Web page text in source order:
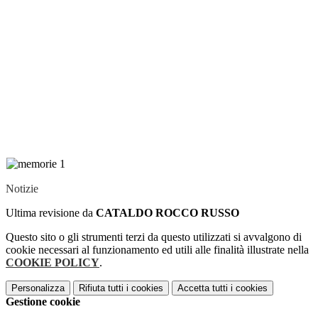
Notizie
Ultima revisione da CATALDO ROCCO RUSSO
Questo sito o gli strumenti terzi da questo utilizzati si avvalgono di
cookie necessari al funzionamento ed utili alle finalità illustrate nella
COOKIE POLICY.
Personalizza Rifiuta tutti i cookies Accetta tutti i cookies
Gestione cookie